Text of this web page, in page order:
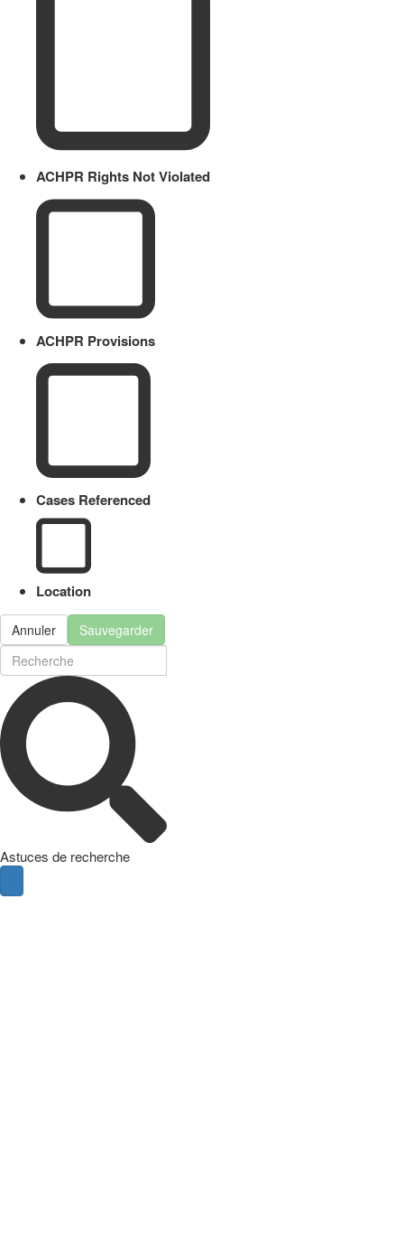
ACHPR Rights Not Violated
ACHPR Provisions
Cases Referenced
Location
Annuler Sauvegarder
Astuces de recherche